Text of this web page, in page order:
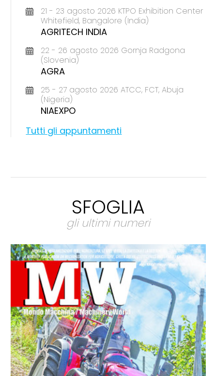
21 - 23 agosto 2026 KTPO Exhibition Center
Whitefield, Bangalore (India)
AGRITECH INDIA
22 - 26 agosto 2026 Gornja Radgona
(Slovenia)
AGRA
25 - 27 agosto 2026 ATCC, FCT, Abuja
(Nigeria)
NIAEXPO
Tutti gli appuntamenti
SFOGLIA
gli ultimi numeri